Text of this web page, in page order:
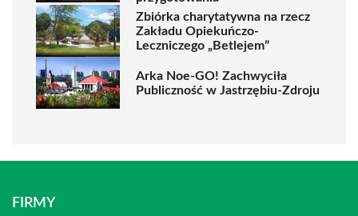
Zbiórka charytatywna na rzecz
Zakładu Opiekuńczo-
Leczniczego „Betlejem”
Arka Noe-GO! Zachwyciła
Publiczność w Jastrzębiu-Zdroju
FIRMY